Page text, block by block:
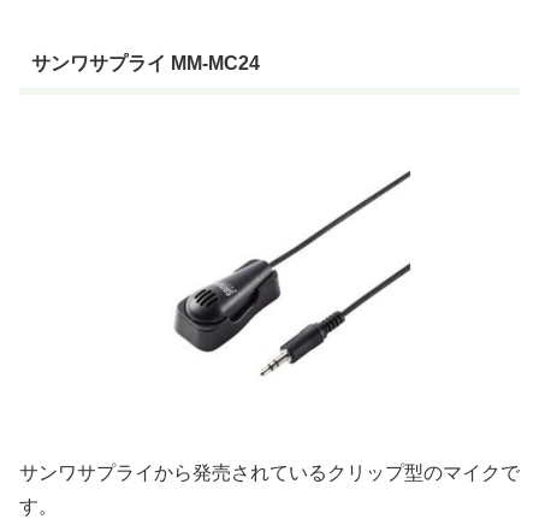
サンワサプライ MM-MC24
サンワサプライから発売されているクリップ型のマイクで
す。